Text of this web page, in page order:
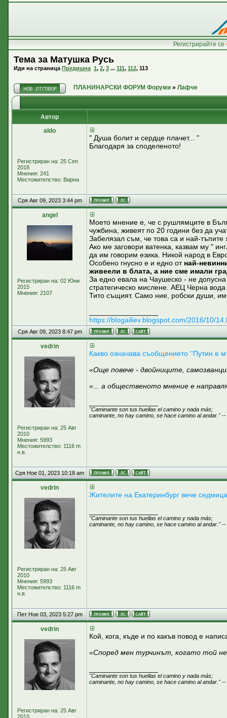
Регистрирайте се
Тема за Матушка Русь
Иди на страница Предишна 1, 2, 3 ... 111, 112, 113
ПЛАНИНАРСКИ ФОРУМ Форуми » Лафче
Автор
aldo
Регистриран на: 25 Сеп
2018
Мнения: 241
Местожителство: Варна
" Душа болит и сердце плачет... "
Благодаря за споделеното!
Сря Авг 09, 2023 3:44 pm
аngel
Регистриран на: 02 Юни
2015
Мнения: 2107
Моето мнение е, че с рушлямците в
чужбина, живеят по 20 години без да
Забелязал съм, че това са и най-тъпите
Ако ме заговори ватенка, казвам му "
да им говорим езика. Никой народ в
Особено гнусно е и едно отнай-
живеели в блата, а ние сме имали
За едно евала на Чаушеско - не
стратегическо мислене. АЕЦ Черна
Тито същият. Само ние, робски души,
https://blogailiev.blogspot.com/2016/10/
Сря Авг 09, 2023 8:47 pm
vedrin
Регистриран на: 25 Авг
2010
Мнения: 5993
Местожителство: 1116 m
н.в.
Какво означава съобщението ''Путин е
«Още повече - двойниците,
«... а общественото мнение е
"Caminante son tus huellas el camino y nada más;
caminante, no hay camino, se hace camino al andar."--
Сря Ное 01, 2023 10:18 am
vedrin
Регистриран на: 25 Авг
2010
Мнения: 5993
Местожителство: 1116 m
н.в.
Жителите на Екатеринбург вече
"Caminante son tus huellas el camino y nada más;
caminante, no hay camino, se hace camino al andar."--
Пет Ное 03, 2023 5:27 pm
vedrin
Регистриран на: 25 Авг
2010
Кой, кога, къде и по какъв повод е
«Според мен турчинът, когато той
"Caminante son tus huellas el camino y nada más;
caminante, no hay camino, se hace camino al andar."--